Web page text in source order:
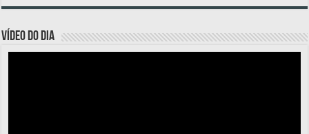
VÍDEO DO DIA